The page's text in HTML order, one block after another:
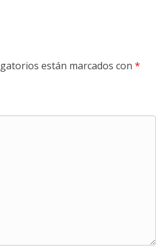
están marcados con *